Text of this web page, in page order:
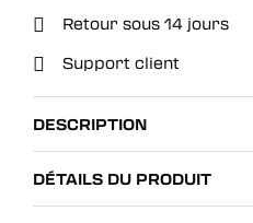
Retour sous 14 jours
Support client
DESCRIPTION
DÉTAILS DU PRODUIT